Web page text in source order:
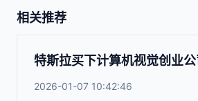
相关推荐
特斯拉买下计算机视觉创业
2026-01-07 10:42:46